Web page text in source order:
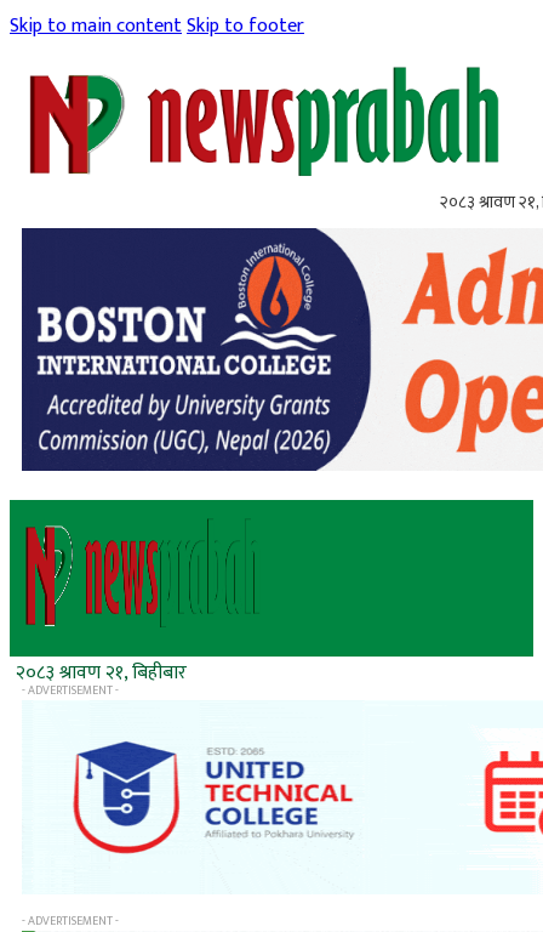
Skip to main contentSkip to footer
२०८३ श्रावण २१,
२०८३ श्रावण २१, बिहीबार
- ADVERTISEMENT -
- ADVERTISEMENT -